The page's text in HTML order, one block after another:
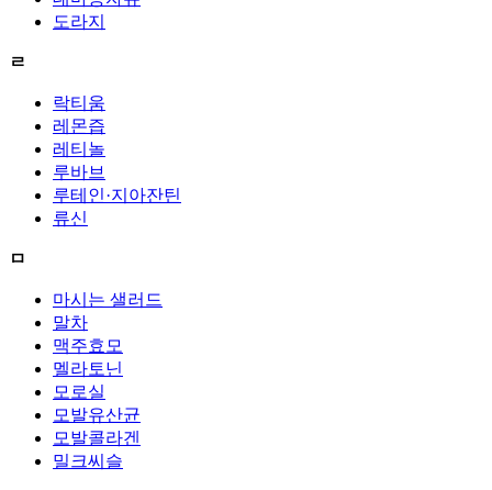
도라지
ㄹ
락티움
레몬즙
레티놀
루바브
루테인·지아잔틴
류신
ㅁ
마시는 샐러드
말차
맥주효모
멜라토닌
모로실
모발유산균
모발콜라겐
밀크씨슬